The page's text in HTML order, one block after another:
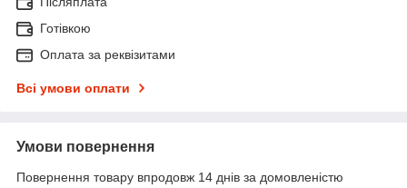
Готівкою
Оплата за реквізитами
Всі умови оплати
Умови повернення
Повернення товару впродовж 14 днів за домовленістю